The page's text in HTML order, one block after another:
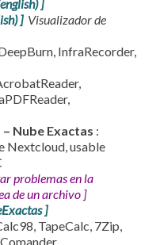
]
] Visualizador de
InfraRecorder,
Nube Exactas :
Nextcloud, usable
problemas en la
de un archivo ]
]
TapeCalc, 7Zip,